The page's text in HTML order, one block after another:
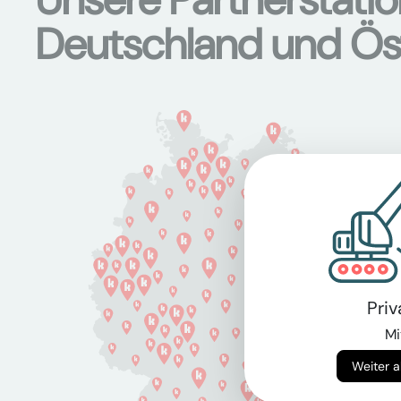
Deutschland und